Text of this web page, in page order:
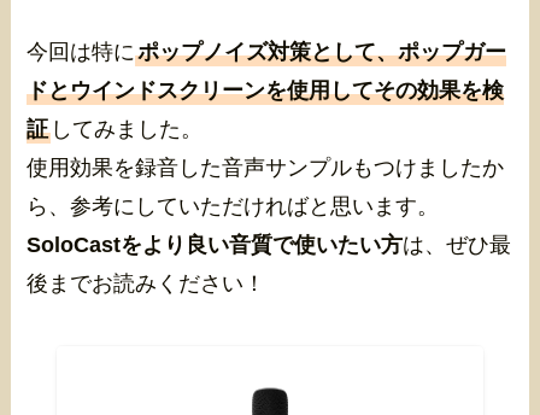
今回は特にポップノイズ対策として、ポップガー
ドとウインドスクリーンを使用してその効果を検
証 してみました。
使用効果を録音した音声サンプルもつけましたか
ら、参考にしていただければと思います。
SoloCastをより良い音質で使いたい方は、ぜひ最
後までお読みください！